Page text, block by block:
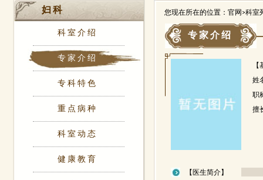
妇科
科室介绍
专家介绍
专科特色
重点病种
科室动态
健康教育
您现在所在的位置：官网>科室
专家介绍
姓
职
擅
【医生简介】